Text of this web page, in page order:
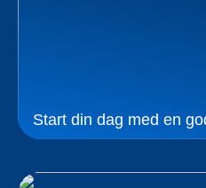
Start din dag med en